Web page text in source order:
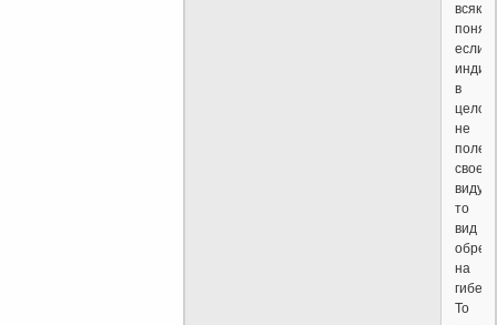
если
в
целом
не
виду,
то
вид
на
То